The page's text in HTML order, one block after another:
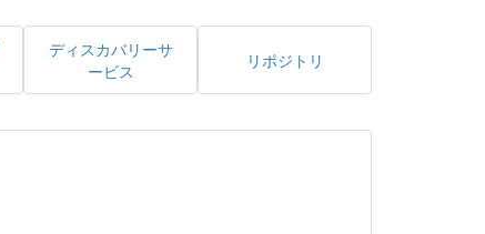
ディスカバリーサ
ービス
リポジトリ